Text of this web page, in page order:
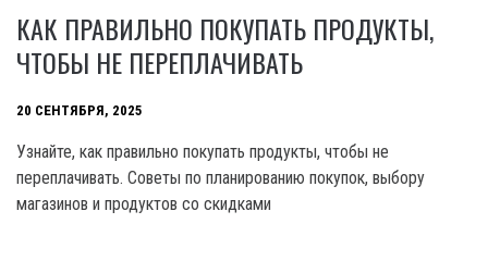
КАК ПРАВИЛЬНО ПОКУПАТЬ ПРОДУКТЫ,
ЧТОБЫ НЕ ПЕРЕПЛАЧИВАТЬ
20 СЕНТЯБРЯ, 2025
Узнайте, как правильно покупать продукты, чтобы не
переплачивать. Советы по планированию покупок, выбору
магазинов и продуктов со скидками